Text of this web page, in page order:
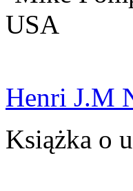
USA
Henri J.M
Książka o